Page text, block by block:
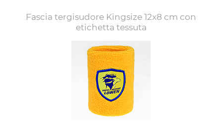
Fascia tergisudore Kingsize 12x8 cm con
etichetta tessuta